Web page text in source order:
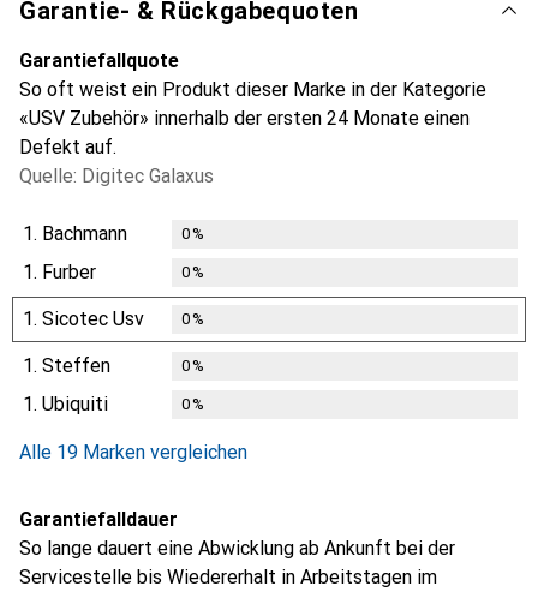
Garantie- & Rückgabequoten
Garantiefallquote
So oft weist ein Produkt dieser Marke in der Kategorie
«USV Zubehör» innerhalb der ersten 24 Monate einen
Defekt auf.
Quelle: Digitec Galaxus
1. Bachmann 0%
1. Furber 0%
1. Sicotec Usv 0%
1. Steffen 0%
1. Ubiquiti 0%
Alle 19 Marken vergleichen
Garantiefalldauer
So lange dauert eine Abwicklung ab Ankunft bei der
Servicestelle bis Wiedererhalt in Arbeitstagen im